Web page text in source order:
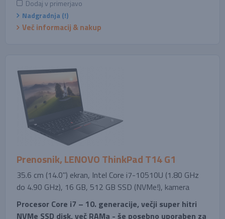
Dodaj v primerjavo
Nadgradnja (!)
Več informacij & nakup
Prenosnik, LENOVO ThinkPad T14 G1
35.6 cm (14.0'') ekran, Intel Core i7-10510U (1.80 GHz
do 4.90 GHz), 16 GB, 512 GB SSD (NVMe!), kamera
Procesor Core i7 – 10. generacije, večji super hitri
NVMe SSD disk, več RAMa - še posebno uporaben za